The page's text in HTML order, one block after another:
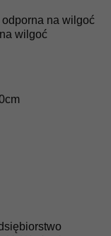
odporna na wilgoć
wilgoć